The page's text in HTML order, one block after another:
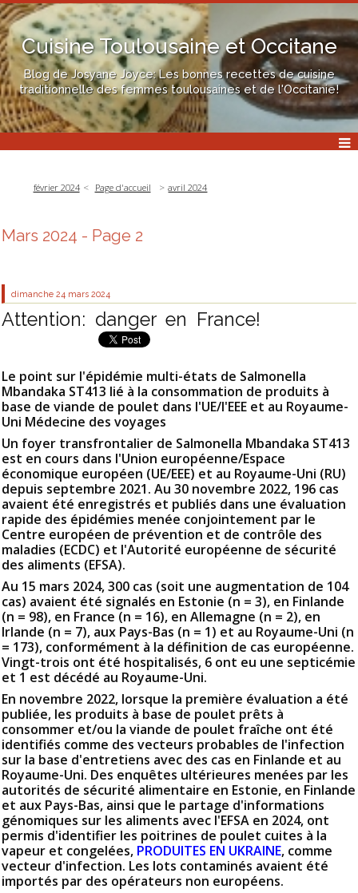
Cuisine Toulousaine et Occitane
Blog de Josyane Joyce: Les bonnes recettes de cuisine
traditionnelle des femmes toulousaines et de l'Occitanie!
février 2024 Page d'accueil avril 2024
Mars 2024 - Page 2
dimanche 24 mars 2024
Attention: danger en France!
Le point sur l'épidémie multi-états de Salmonella
Mbandaka ST413 lié à la consommation de produits à
base de viande de poulet dans l'UE/l'EEE et au Royaume-
Uni Médecine des voyages
Un foyer transfrontalier de Salmonella Mbandaka ST413
est en cours dans l'Union européenne/Espace
économique européen (UE/EEE) et au Royaume-Uni (RU)
depuis septembre 2021. Au 30 novembre 2022, 196 cas
avaient été enregistrés et publiés dans une évaluation
rapide des épidémies menée conjointement par le
Centre européen de prévention et de contrôle des
maladies (ECDC) et l'Autorité européenne de sécurité
des aliments (EFSA).
Au 15 mars 2024, 300 cas (soit une augmentation de 104
cas) avaient été signalés en Estonie (n = 3), en Finlande
(n = 98), en France (n = 16), en Allemagne (n = 2), en
Irlande (n = 7), aux Pays-Bas (n = 1) et au Royaume-Uni (n
= 173), conformément à la définition de cas européenne.
Vingt-trois ont été hospitalisés, 6 ont eu une septicémie
et 1 est décédé au Royaume-Uni.
En novembre 2022, lorsque la première évaluation a été
publiée, les produits à base de poulet prêts à
consommer et/ou la viande de poulet fraîche ont été
identifiés comme des vecteurs probables de l'infection
sur la base d'entretiens avec des cas en Finlande et au
Royaume-Uni. Des enquêtes ultérieures menées par les
autorités de sécurité alimentaire en Estonie, en Finlande
et aux Pays-Bas, ainsi que le partage d'informations
génomiques sur les aliments avec l'EFSA en 2024, ont
permis d'identifier les poitrines de poulet cuites à la
vapeur et congelées, PRODUITES EN UKRAINE, comme
vecteur d'infection. Les lots contaminés avaient été
importés par des opérateurs non européens.